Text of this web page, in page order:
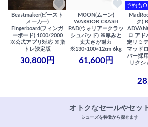
Beastmaker(ビースト
メーカー)
Fingerboard(フィンガ
ーボード) 1000/2000
※公式アプリ対応 ※指
トレ決定版
30,800円
MOON(ムーン)
WARRIOR CRASH
PAD(ウォリアークラッ
シュパッド) ※厚みと
丈夫さが魅力
※130×100×12cm 6kg
61,600円
予約も
ク)
ロ アド
定リミ
マッド
バー採
リクシ
オトクなセールやセット
シューズを特徴から探せます